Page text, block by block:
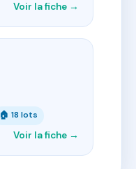
Voir la fiche →
🏠 18 lots
Voir la fiche →